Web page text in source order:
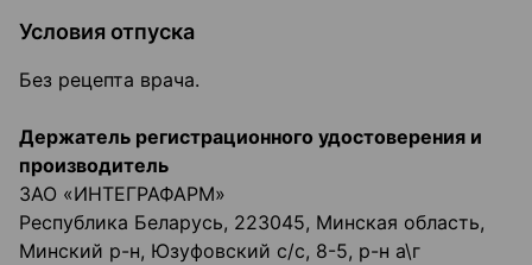
Условия отпуска
Без рецепта врача.
Держатель регистрационного удостоверения и
производитель
ЗАО «ИНТЕГРАФАРМ»
Республика Беларусь, 223045, Минская область,
Минский р-н, Юзуфовский с/с, 8-5, р-н а\г